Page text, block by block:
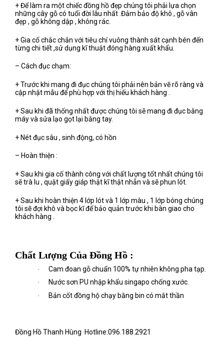
+ Để làm ra một chiếc đồng hồ đẹp chúng tôi phải lựa chọn
những cây gỗ có tuổi đời lâu nhất .Đảm bảo độ khô , gỗ vân
đẹp , gỗ không dập , không rác.
+ Gia cố chắc chắn với tiêu chí vuông thành sát cạnh bén đến
từng chi tiết ,sử dụng kĩ thuật đóng hàng xuất khẩu.
– Cách đục chạm:
+ Trước khi mang đi đục chúng tôi phải nên bản vẽ rõ ràng và
cập nhật mẫu để phù hợp với thị hiếu khách hàng .
+ Sau khi đã thống nhất được chúng tôi sẽ mang đi đục bằng
máy và sửa lạo gọt lại bằng tay.
+ Nét đục sâu , sinh động, có hồn
– Hoàn thiện :
+ Sau khi gia cố thành công với chất lượng tốt nhất chúng tôi
sẽ trà lu , quật giấy giáp thật kĩ thật nhẵn và sẽ phun lót.
+ Sau khi hoàn thiện 4 lớp lót và 1 lớp màu , 1 lớp bóng chúng
tôi sẽ đợi khô và bọc kĩ để bảo quản trước khi bàn giao cho
khách hàng .
Chất Lượng Của Đồng Hồ :
· Cam đoan gỗ chuẩn 100% tự nhiên không pha tạp.
· Nước sơn PU nhập khẩu singapo chống xước.
· Bản cốt đồng hộ chạy bằng bin có mắt thần
Đồng Hồ Thanh Hùng Hotline:096.188.2921